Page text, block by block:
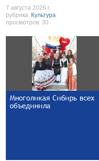
7 августа 2026 г.
рубрика: Культура
просмотров: 30
Многоликая Сибирь всех
объединила